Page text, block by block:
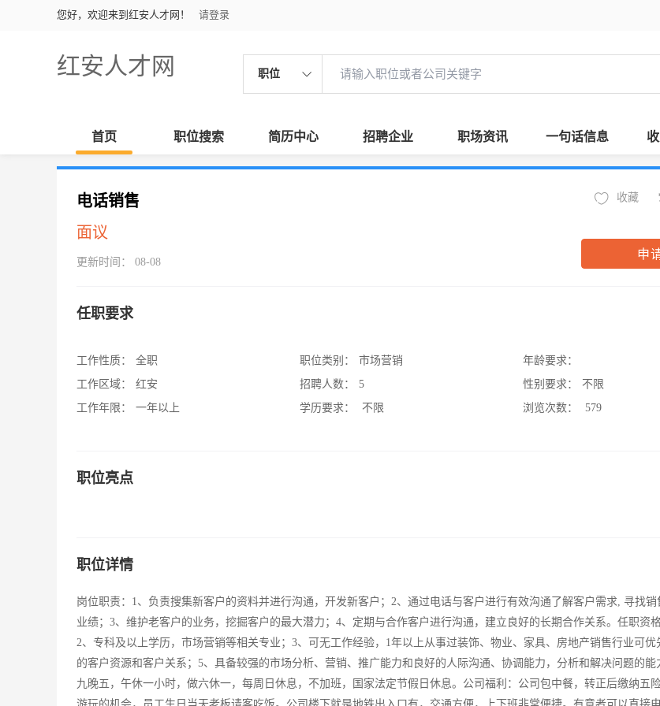
您好，欢迎来到红安人才网！ 请登录
红安人才网 职位
首页 职位搜索 简历中心 招聘企业 职场资讯 一句话信息
电话销售
面议
更新时间： 08-08
收藏
申
任职要求
工作性质：
全职
工作区域：
红安
工作年限：
一年以上
职位类别：
市场营销
招聘人数：
5
学历要求：
不限
年龄要求：
性别要求：
不限
浏览次数：
579
职位亮点
职位详情
岗位职责：1、负责搜集新客户的资料并进行沟通，开发新客户；2、通过电话与客户进行有效沟通了解客户需求, 寻找
业绩；3、维护老客户的业务，挖掘客户的最大潜力；4、定期与合作客户进行沟通，建立良好的长期合作关系。任职资格
2、专科及以上学历，市场营销等相关专业；3、可无工作经验，1年以上从事过装饰、物业、家具、房地产销售行业可优
的客户资源和客户关系；5、具备较强的市场分析、营销、推广能力和良好的人际沟通、协调能力，分析和解决问题的能
九晚五，午休一小时，做六休一，每周日休息，不加班，国家法定节假日休息。公司福利：公司包中餐，转正后缴纳五